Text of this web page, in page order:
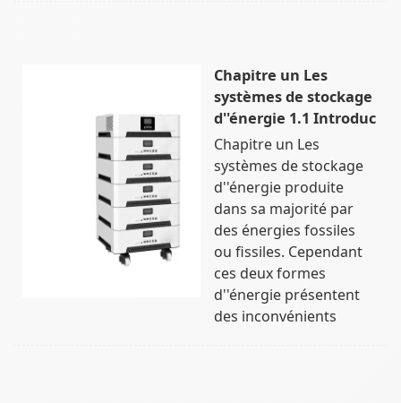
Chapitre un Les
systèmes de stockage
d''énergie 1.1 Introduc
Chapitre un Les
systèmes de stockage
d''énergie produite
dans sa majorité par
des énergies fossiles
ou fissiles. Cependant
ces deux formes
d''énergie présentent
des inconvénients